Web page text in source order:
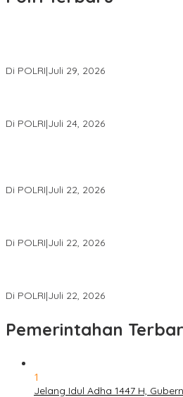
Di POLRI|Juli 29, 2026
Di POLRI|Juli 24, 2026
Di POLRI|Juli 22, 2026
Di POLRI|Juli 22, 2026
Di POLRI|Juli 22, 2026
Pemerintahan
1
Jelang Idul Adha 1447 H,